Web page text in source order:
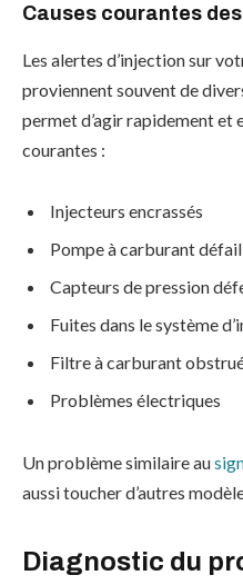
Causes courantes
Les alertes d’injection sur
proviennent souvent de
permet d’agir rapidement et
courantes :
Injecteurs encrassés
Pompe à carburant
Capteurs de pression
Fuites dans le système
Filtre à carburant
Problèmes électriques
Un problème similaire au
aussi toucher d’autres
Diagnostic du